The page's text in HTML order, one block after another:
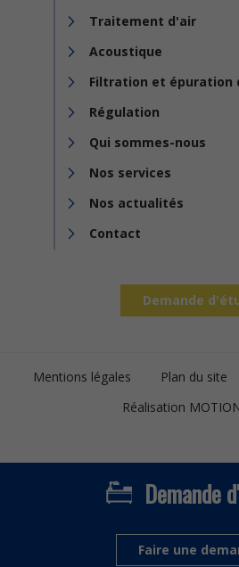
Traitement d'air
Acoustique
Filtration et épuration
Régulation
Qui sommes-nous
Nos services
Nos actualités
Contact
Demande
Footer
Mentions légales Plan du site
Réalisation
Demande
Faire une